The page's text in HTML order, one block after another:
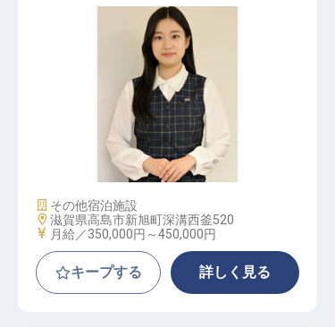
フロント支配人・支配人候補│月給3
5万円～／GW・夏季・年末年始休暇
施設業態
その他宿泊施設
勤務地
滋賀県高島市新旭町深溝西釜520
給与
月給／350,000円～450,000円
キープする 詳しく見る